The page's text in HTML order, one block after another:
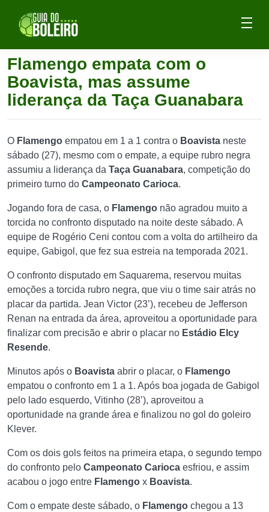
Flamengo empata com o
Boavista, mas assume
liderança da Taça Guanabara
O Flamengo empatou em 1 a 1 contra o Boavista neste
sábado (27), mesmo com o empate, a equipe rubro negra
assumiu a liderança da Taça Guanabara, competição do
primeiro turno do Campeonato Carioca.
Jogando fora de casa, o Flamengo não agradou muito a
torcida no confronto disputado na noite deste sábado. A
equipe de Rogério Ceni contou com a volta do artilheiro da
equipe, Gabigol, que fez sua estreia na temporada 2021.
O confronto disputado em Saquarema, reservou muitas
emoções a torcida rubro negra, que viu o time sair atrás no
placar da partida. Jean Victor (23’), recebeu de Jefferson
Renan na entrada da área, aproveitou a oportunidade para
finalizar com precisão e abrir o placar no Estádio Elcy
Resende.
Minutos após o Boavista abrir o placar, o Flamengo
empatou o confronto em 1 a 1. Após boa jogada de Gabigol
pelo lado esquerdo, Vitinho (28’), aproveitou a
oportunidade na grande área e finalizou no gol do goleiro
Klever.
Com os dois gols feitos na primeira etapa, o segundo tempo
do confronto pelo Campeonato Carioca esfriou, e assim
acabou o jogo entre Flamengo x Boavista.
Com o empate deste sábado, o Flamengo chegou a 13